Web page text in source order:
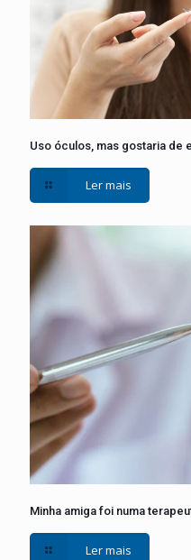
Uso óculos, mas gostaria de
Ler mais
Minha amiga foi numa
Ler mais